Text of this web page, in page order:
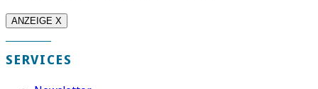
ANZEIGE X
SERVICES